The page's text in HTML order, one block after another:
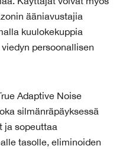
ääniavustajia
kuulokekuppia
persoonallisen
Adaptive Noise
silmänräpäyksessä
ja sopeuttaa
tasolle, eliminoiden